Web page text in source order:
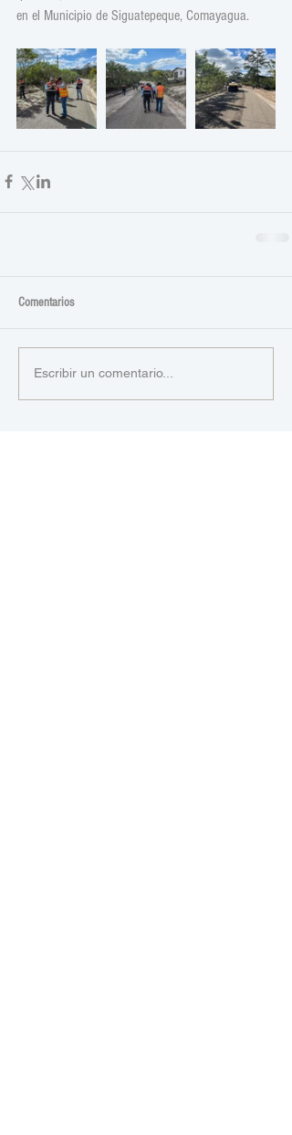
en el Municipio de Siguatepeque, Comayagua.
Comentarios
Escribir un comentario...